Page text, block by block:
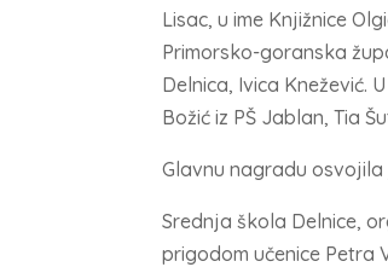
Lisac, u ime Knjižnice
Primorsko-goranska
Delnica, Ivica Knežević.
Božić iz PŠ Jablan, Tia
Glavnu nagradu osvojila
Srednja škola Delnice,
prigodom učenice Petra